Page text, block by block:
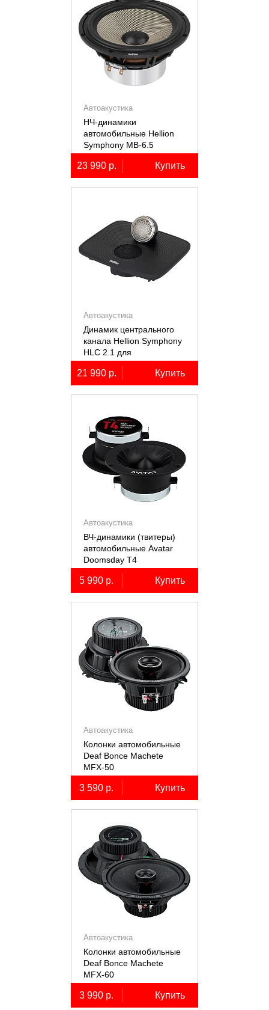
Автоакустика
НЧ-динамики
автомобильные Hellion
Symphony MB-6.5
23 990 р. Купить
Автоакустика
Динамик центрального
канала Hellion Symphony
HLC 2.1 для
автомобилей Lixiang Li-
7/8/9
21 990 р. Купить
Автоакустика
ВЧ-динамики (твитеры)
автомобильные Avatar
Doomsday Т4
5 990 р. Купить
Автоакустика
Колонки автомобильные
Deaf Bonce Machete
MFX-50
3 590 р. Купить
Автоакустика
Колонки автомобильные
Deaf Bonce Machete
MFX-60
3 990 р. Купить